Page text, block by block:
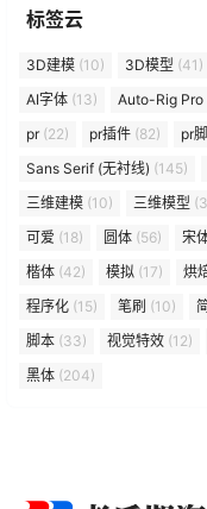
标签云
3D建模 (10) 3D模型 (41)
AI字体 (13) Auto-Rig Pro
pr(22) pr插件 (82) pr
Sans Serif (无衬线) (145)
三维建模 (10) 三维模型
可爱 (18) 圆体 (56) 宋
楷体 (42) 模拟 (17) 烘
程序化 (15) 笔刷 (10)
脚本 (33) 视觉特效 (12)
黑体 (204)